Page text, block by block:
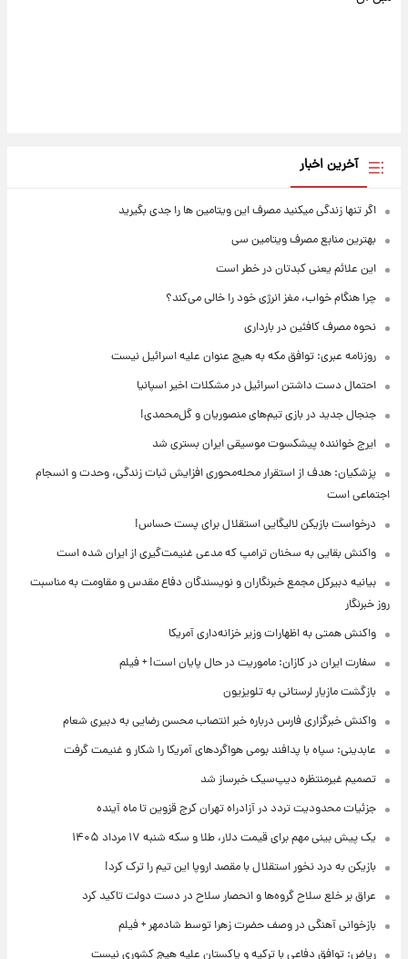
آخرین اخبار
اگر تنها زندگی میکنید مصرف این ویتامین ها را جدی بگیرید
بهترین منابع مصرف ویتامین سی
این علائم یعنی کبدتان در خطر است
چرا هنگام خواب، مغز انرژی خود را خالی می‌کند؟
نحوه مصرف کافئین در بارداری
روزنامه عبری: توافق مکه به هیچ عنوان علیه اسرائیل نیست
احتمال دست داشتن اسرائیل در مشکلات اخیر اسپانیا
جنجال جدید در بازی تیم‌های منصوریان و گل‌محمدی!
ایرج خواننده پیشکسوت موسیقی ایران بستری شد
پزشکیان: هدف از استقرار محله‌محوری افزایش ثبات زندگی، وحدت و انسجام
اجتماعی است
درخواست بازیکن لالیگایی استقلال برای پست حساس!
واکنش بقایی به سخنان ترامپ که مدعی غنیمت‌گیری از ایران شده است
بیانیه دبیرکل مجمع خبرنگاران و نویسندگان دفاع مقدس و مقاومت به مناسبت
روز خبرنگار
واکنش همتی به اظهارات وزیر خزانه‌داری آمریکا
سفارت ایران در کازان: ماموریت در حال پایان است! + فیلم
بازگشت مازیار لرستانی به تلویزیون
واکنش خبرگزاری فارس درباره خبر انتصاب محسن رضایی به دبیری شعام
عابدینی: سپاه با پدافند بومی هواگردهای آمریکا را شکار و غنیمت گرفت
تصمیم غیرمنتظره دیپ‌سیک خبرساز شد
جزئیات محدودیت تردد در آزادراه تهران کرج قزوین تا ماه آینده
یک پیش ‌بینی مهم برای قیمت دلار، طلا و سکه شنبه ۱۷ مرداد ۱۴۰۵
بازیکن به درد نخور استقلال با مقصد اروپا این تیم را ترک کرد!
عراق بر خلع سلاح گروه‌ها و انحصار سلاح در دست دولت تاکید کرد
بازخوانی آهنگی در وصف حضرت زهرا توسط شادمهر + فیلم
ریاض: توافق دفاعی با ترکیه و پاکستان علیه هیچ کشوری نیست